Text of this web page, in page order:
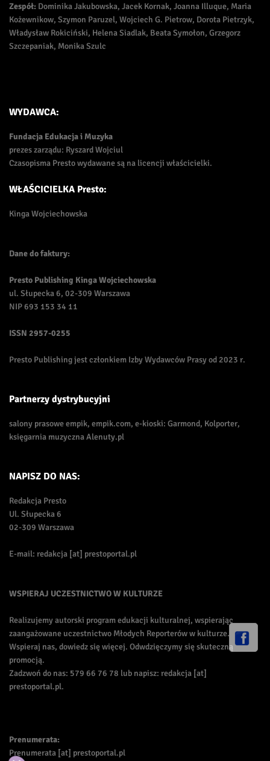
Zespół: Dominika Jakubowska, Jacek Kornak, Joanna Illuque, Maria
Kożewnikow, Szymon Paruzel, Wojciech G. Pietrow, Dorota Pietrzyk,
Władysław Rokiciński, Helena Siadlak, Beata Symołon, Grzegorz
Szczepaniak, Monika Szulc
WYDAWCA:
Fundacja Edukacja i Muzyka
prezes zarządu: Ryszard Wojciul
Czasopisma Presto wydawane są na licencji właścicielki.
WŁAŚCICIELKA Presto:
Kinga Wojciechowska
Dane do faktury:
Presto Publishing Kinga Wojciechowska
ul. Słupecka 6, 02-309 Warszawa
NIP 693 153 34 11
ISSN 2957-0255
Presto Publishing jest członkiem Izby Wydawców Prasy od 2023 r.
Partnerzy dystrybucyjni
salony prasowe empik, empik.com, e-kioski: Garmond, Kolporter,
księgarnia muzyczna Alenuty.pl
NAPISZ DO NAS:
Redakcja Presto
Ul. Słupecka 6
02-309 Warszawa
E-mail: redakcja [at] prestoportal.pl
WSPIERAJ UCZESTNICTWO W KULTURZE
Realizujemy autorski program edukacji kulturalnej, wspierając
zaangażowane uczestnictwo Młodych Reporterów w kulturze.
Wspieraj nas, dowiedz się więcej. Odwdzięczymy się skuteczną
promocją.
Zadzwoń do nas: 579 66 76 78 lub napisz: redakcja [at]
prestoportal.pl.
Prenumerata:
Prenumerata [at] prestoportal.pl